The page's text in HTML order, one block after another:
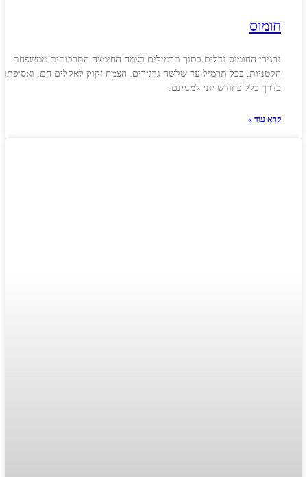
חומוס
גרגירי החומוס גדלים בתוך תרמילים בצמח החימצה התרבותית ממשפחת
הקטניות. בכל תרמיל עד שלשה גרגירים. הצמח זקוק לאקלים חם, ואסיפתו
בדרך כלל בחודש יוני למניינם.
קרא עוד »